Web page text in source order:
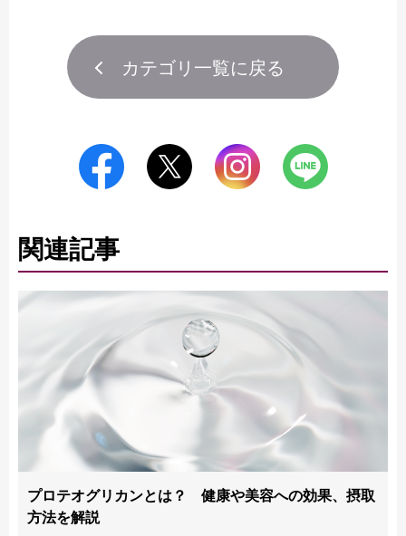
カテゴリ一覧に戻る
関連記事
プロテオグリカンとは？ 健康や美容への効果、摂取
方法を解説